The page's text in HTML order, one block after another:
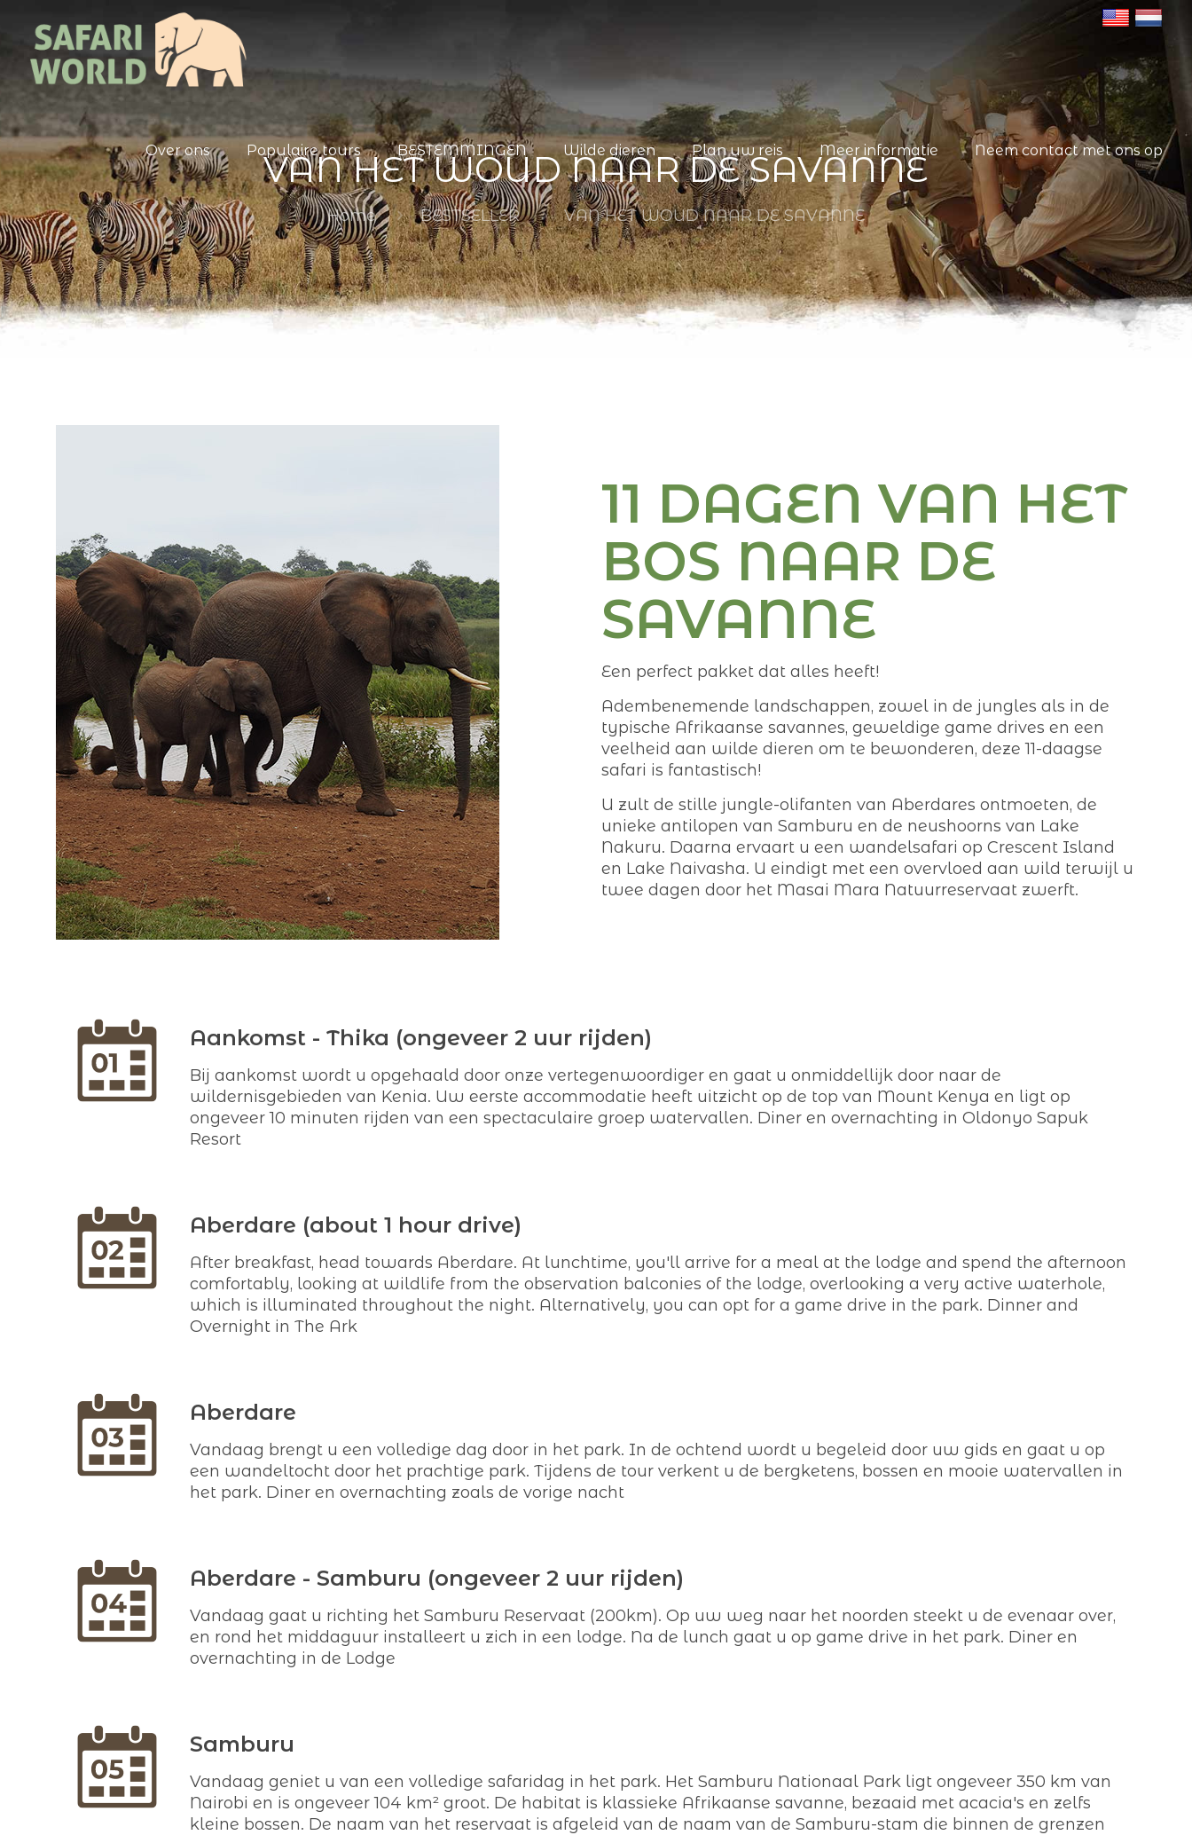
Over ons Populaire tours BESTEMMINGEN Wilde dieren Plan uw reis Meer informatie Neem contact met ons op
VAN HET WOUD NAAR DE SAVANNE
Home BESTSELLER VAN HET WOUD NAAR DE SAVANNE
11 DAGEN VAN HET
BOS NAAR DE
SAVANNE
Een perfect pakket dat alles heeft!
Adembenemende landschappen, zowel in de jungles als in de
typische Afrikaanse savannes, geweldige game drives en een
veelheid aan wilde dieren om te bewonderen, deze 11-daagse
safari is fantastisch!
U zult de stille jungle-olifanten van Aberdares ontmoeten, de
unieke antilopen van Samburu en de neushoorns van Lake
Nakuru. Daarna ervaart u een wandelsafari op Crescent Island
en Lake Naivasha. U eindigt met een overvloed aan wild terwijl u
twee dagen door het Masai Mara Natuurreservaat zwerft.
Aankomst - Thika (ongeveer 2 uur rijden)
Bij aankomst wordt u opgehaald door onze vertegenwoordiger en gaat u onmiddellijk door naar de
wildernisgebieden van Kenia. Uw eerste accommodatie heeft uitzicht op de top van Mount Kenya en ligt op
ongeveer 10 minuten rijden van een spectaculaire groep watervallen. Diner en overnachting in Oldonyo Sapuk
Resort
Aberdare (about 1 hour drive)
After breakfast, head towards Aberdare. At lunchtime, you'll arrive for a meal at the lodge and spend the afternoon
comfortably, looking at wildlife from the observation balconies of the lodge, overlooking a very active waterhole,
which is illuminated throughout the night. Alternatively, you can opt for a game drive in the park. Dinner and
Overnight in The Ark
Aberdare
Vandaag brengt u een volledige dag door in het park. In de ochtend wordt u begeleid door uw gids en gaat u op
een wandeltocht door het prachtige park. Tijdens de tour verkent u de bergketens, bossen en mooie watervallen in
het park. Diner en overnachting zoals de vorige nacht
Aberdare - Samburu (ongeveer 2 uur rijden)
Vandaag gaat u richting het Samburu Reservaat (200km). Op uw weg naar het noorden steekt u de evenaar over,
en rond het middaguur installeert u zich in een lodge. Na de lunch gaat u op game drive in het park. Diner en
overnachting in de Lodge
Samburu
Vandaag geniet u van een volledige safaridag in het park. Het Samburu Nationaal Park ligt ongeveer 350 km van
Nairobi en is ongeveer 104 km² groot. De habitat is klassieke Afrikaanse savanne, bezaaid met acacia's en zelfs
kleine bossen. De naam van het reservaat is afgeleid van de naam van de Samburu-stam die binnen de grenzen